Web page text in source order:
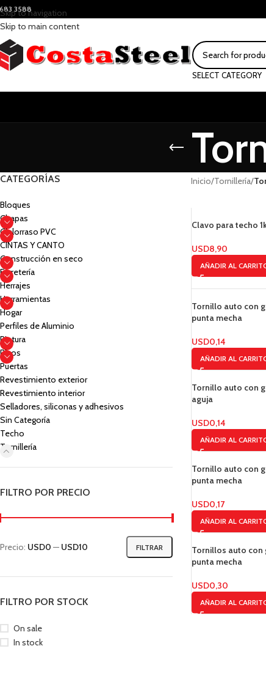
Skip to navigation
Skip to main content
3588
SELECT CATEGORY
CATEGORÍAS
Bloques
Chapas
Cielorraso PVC
CINTAS Y CANTO
Construcción en seco
Ferretería
Herrajes
Herramientas
Hogar
Perfiles de Aluminio
Pintura
Pisos
Puertas
Revestimiento exterior
Revestimiento interior
Selladores, siliconas y adhesivos
Sin Categoría
Techo
Tornillería
FILTRO POR PRECIO
FILTRAR
Precio: USD0 — USD10
FILTRO POR STOCK
On sale
In stock
Inicio/Tornillería/
Clavo para techo
USD8,90
AÑADIR AL
Tornillo auto con
punta mecha
USD0,14
AÑADIR AL
Tornillo auto con
aguja
USD0,14
AÑADIR AL
Tornillo auto con
punta mecha
USD0,17
AÑADIR AL
Tornillos auto con
punta mecha
USD0,30
AÑADIR AL